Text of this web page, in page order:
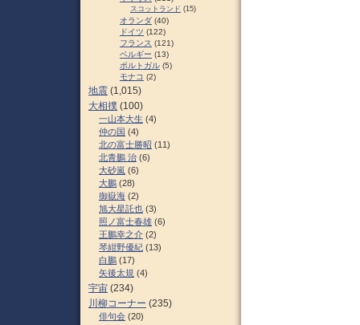
スコットランド (15)
オランダ (40)
ドイツ (122)
フランス (121)
ベルギー (13)
ポルトガル (5)
モナコ (2)
地震 (1,015)
大相撲 (100)
一山本大生 (4)
仲の国 (4)
北の富士勝昭 (11)
北青鵬 治 (6)
大砂嵐 (6)
大鵬 (28)
御嶽海 (2)
旭大星託也 (3)
照ノ富士春雄 (6)
王鵬幸之介 (2)
琴紺野優紀 (13)
白鵬 (17)
矢後太規 (4)
宇宙 (234)
川柳コーナー (235)
俳句会 (20)